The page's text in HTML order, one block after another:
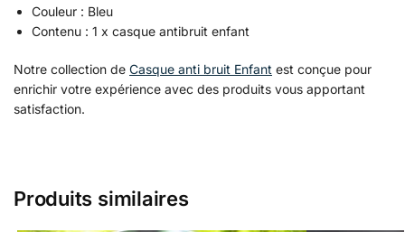
Couleur : Bleu
Contenu : 1 x casque antibruit enfant
Notre collection de Casque anti bruit Enfant est conçue pour
enrichir votre expérience avec des produits vous apportant
satisfaction.
Produits similaires